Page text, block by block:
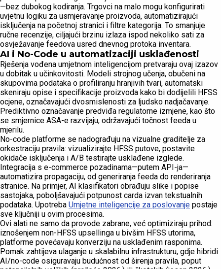
—bez dubokog kodiranja. Trgovci na malo mogu konfigurirati
uvjetnu logiku za usmjeravanje proizvoda, automatizirajući
isključenja na početnoj stranici i filtre kategorija. To smanjuje
ručne recenzije, ciljajući brzinu izlaza ispod nekoliko sati za
osvježavanje feedova usred dnevnog protoka inventara.
AI i No-Code u automatizaciji usklađenosti
Rješenja vođena umjetnom inteligencijom pretvaraju ovaj izazov
u dobitak u učinkovitosti. Modeli strojnog učenja, obučeni na
skupovima podataka o profiliranju hranjivih tvari, automatski
skeniraju opise i specifikacije proizvoda kako bi dodijelili HFSS
ocjene, označavajući dvosmislenosti za ljudsko nadjačavanje.
Prediktivno označavanje predviđa regulatorne izmjene, kao što
se smjernice ASA-e razvijaju, održavajući točnost feeda u
mjerilu.
No-code platforme se nadograđuju na vizualne graditelje za
orkestraciju pravila: vizualizirajte HFSS putove, postavite
okidače isključenja i A/B testirajte usklađene izglede.
Integracija s e-commerce pozadinama—putem API-ja—
automatizira propagaciju, od generiranja feeda do renderiranja
stranice. Na primjer, AI klasifikatori obrađuju slike i popise
sastojaka, poboljšavajući potpunost carda izvan tekstualnih
podataka. Upotreba Umjetne inteligencije za poslovanje postaje
sve ključniji u ovim procesima.
Ovi alati ne samo da provode zabrane, već optimiziraju prihod:
iznošenjem non-HFSS upsellinga u bivšim HFSS utorima,
platforme povećavaju konverziju na usklađenim rasponima.
Pomak zahtijeva ulaganje u skalabilnu infrastrukturu, gdje hibridi
AI/no-code osiguravaju budućnost od širenja pravila, poput